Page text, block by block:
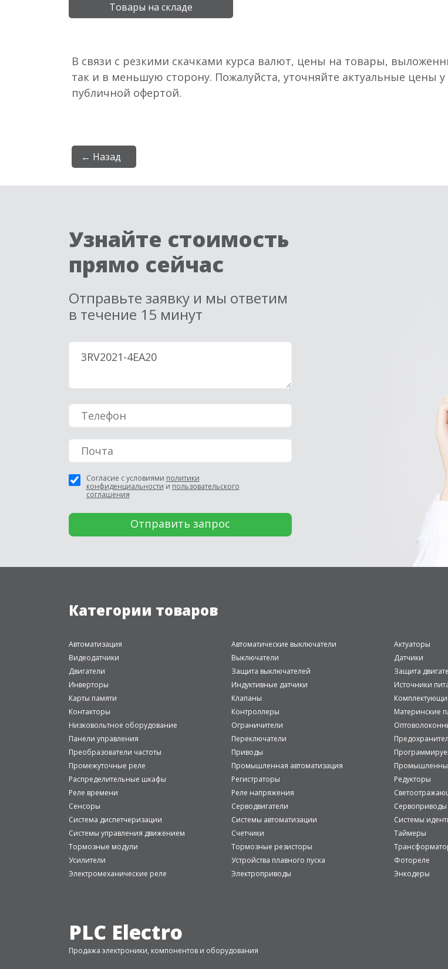
Товары на складе
В связи с резкими скачками курса валют, цены на товары,
так и в меньшую сторону. Пожалуйста, уточняйте актуальные
публичной офертой.
← Назад
Узнайте стоимость
прямо сейчас
Отправьте заявку и мы ответим
в течение 15 минут
Согласие с условиями политики
конфиденциальности и пользовательского
соглашения
Категории товаров
Автоматизация Автоматические выключатели Актуаторы
Видеодатчики
Выключатели Датчики
Двигатели
Защита выключателей Защита
Инверторы
Индуктивные датчики Источники
Карты памяти
Клапаны
Контакторы
Контроллеры Материнские
Низковольтное оборудование
Ограничители
Панели управления
Переключатели
Преобразователи частоты
Приводы
Промежуточные реле
Промышленная автоматизация
Распределительные шкафы
Регистраторы Редукторы
Реле времени
Реле напряжения
Сенсоры
Серводвигатели Сервоприводы
Система диспетчеризации
Системы автоматизации Системы
Системы управления движением
Счетчики Таймеры
Тормозные модули
Тормозные резисторы
Усилители
Устройства плавного пуска Фотореле
Электромеханические реле
Электроприводы Энкодеры
PLC Electro
Продажа электроники, компонентов и оборудования